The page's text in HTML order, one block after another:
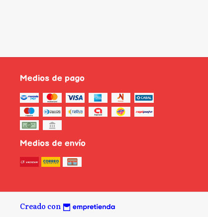
Medios de pago
Medios de envío
Creado con